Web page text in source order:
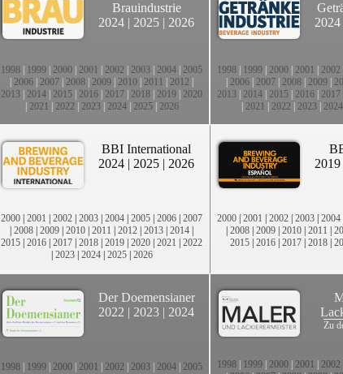
Brauindustrie
2024 | 2025 | 2026
1998 1999 2000 2001 2002 2003 2004 2005
2006 2007 2008 2009 2010 2011 2012
2013 2014 2015 2016 2017 2018 2019 2020
2021 2022 2023| 2024| 2025| 2026
2024
1998 1999 2000 2001 2002
2006 2007 2008 2009
2013 2014 2015 2016 2017
2021 2022 2023| 2024|
BBI International
2024 | 2025 | 2026
2000 | 2001 | 2002 | 2003 | 2004 | 2005 | 2006 | 2007
| 2008 | 2009 | 2010 | 2011 | 2012 | 2013 | 2014 |
2015 | 2016 | 2017 | 2018 | 2019 | 2020 | 2021 | 2022
| 2023| 2024| 2025| 2026
2019
2000 | 2001 | 2002 | 2003 | 2004
| 2008 | 2009 | 2010 | 2011 |
2015 | 2016 | 2017 | 2018 |
Der Doemensianer
2022 | 2023 | 2024
1998 1999 2000 2001 2002 2003 2004 2005
Zu
1998 1999 2000 2001 2002